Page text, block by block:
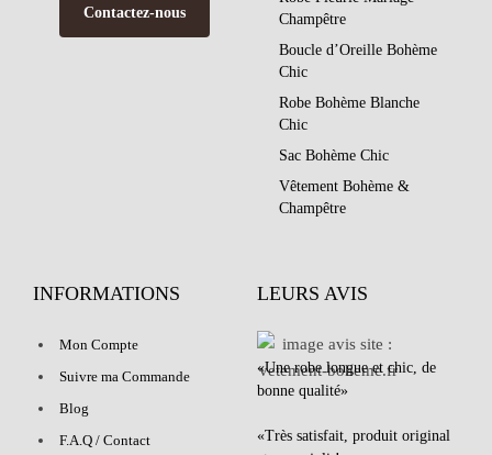
Contactez-nous
Champêtre
Boucle d’Oreille Bohème
Chic
Robe Bohème Blanche
Chic
Sac Bohème Chic
Vêtement Bohème &
Champêtre
INFORMATIONS
Mon Compte
Suivre ma Commande
Blog
F.A.Q / Contact
LEURS AVIS
«Une robe longue et chic, de
bonne qualité»
«Très satisfait, produit original